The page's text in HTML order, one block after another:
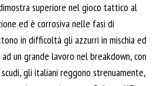
superiore nel gioco tattico al
ed è corrosiva nelle fasi di
in difficoltà gli azzurri in mischia ed
un grande lavoro nel breakdown, con
gli italiani reggono strenuamente,